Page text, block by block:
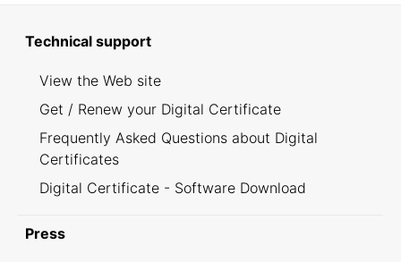
Technical support
View the Web site
Get / Renew your Digital Certificate
Frequently Asked Questions about Digital
Certificates
Digital Certificate - Software Download
Press